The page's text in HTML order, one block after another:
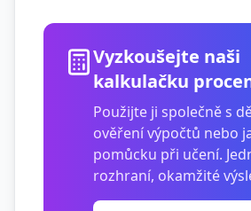
Vyzkoušejte naši
kalkulačku
Použijte ji společně s
ověření výpočtů nebo
pomůcku při učení.
rozhraní, okamžité